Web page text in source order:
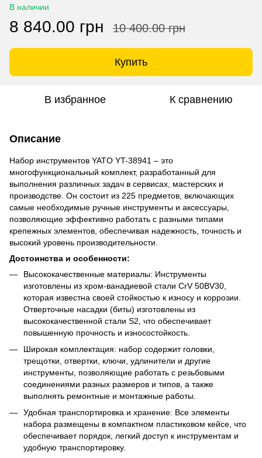
В наличии
8 840.00 грн 10 400.00 грн
Купить
В избранное К сравнению
Описание
Набор инструментов YATO YT-38941 – это
многофункциональный комплект, разработанный для
выполнения различных задач в сервисах, мастерских и
производстве. Он состоит из 225 предметов, включающих
самые необходимые ручные инструменты и аксессуары,
позволяющие эффективно работать с разными типами
крепежных элементов, обеспечивая надежность, точность и
высокий уровень производительности.
Достоинства и особенности:
Высококачественные материалы: Инструменты
изготовлены из хром-ванадиевой стали CrV 50BV30,
которая известна своей стойкостью к износу и коррозии.
Отверточные насадки (биты) изготовлены из
высококачественной стали S2, что обеспечивает
повышенную прочность и износостойкость.
Широкая комплектация: набор содержит головки,
трещотки, отвертки, ключи, удлинители и другие
инструменты, позволяющие работать с резьбовыми
соединениями разных размеров и типов, а также
выполнять ремонтные и монтажные работы.
Удобная транспортировка и хранение: Все элементы
набора размещены в компактном пластиковом кейсе, что
обеспечивает порядок, легкий доступ к инструментам и
удобную транспортировку.